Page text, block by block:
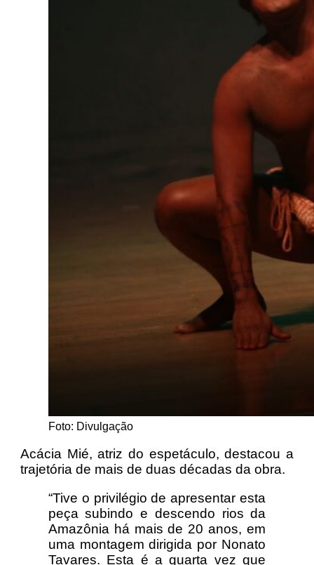
Foto: Divulgação
Acácia Mié, atriz do espetáculo, destacou a
trajetória de mais de duas décadas da obra.
“Tive o privilégio de apresentar esta
peça subindo e descendo rios da
Amazônia há mais de 20 anos, em
uma montagem dirigida por Nonato
Tavares. Esta é a quarta vez que